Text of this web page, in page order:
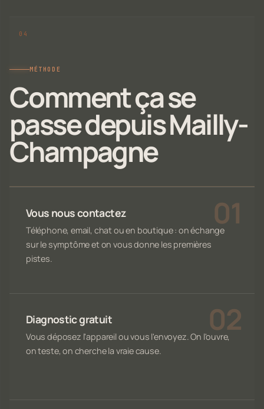
MÉTHODE
Comment ça se
passe depuis Mailly-
Champagne
Vous nous contactez
Téléphone, email, chat ou en boutique : on échange
sur le symptôme et on vous donne les premières
pistes.
Diagnostic gratuit
Vous déposez l'appareil ou vous l'envoyez. On l'ouvre,
on teste, on cherche la vraie cause.